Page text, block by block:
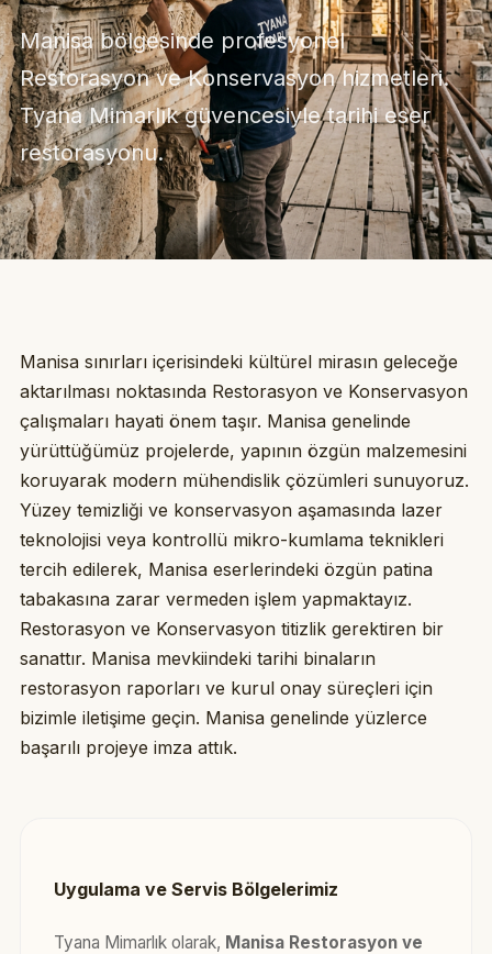
Manisa bölgesinde profesyonel
Restorasyon ve Konservasyon hizmetleri.
Tyana Mimarlık güvencesiyle tarihi eser
restorasyonu.
Manisa sınırları içerisindeki kültürel mirasın geleceğe
aktarılması noktasında Restorasyon ve Konservasyon
çalışmaları hayati önem taşır. Manisa genelinde
yürüttüğümüz projelerde, yapının özgün malzemesini
koruyarak modern mühendislik çözümleri sunuyoruz.
Yüzey temizliği ve konservasyon aşamasında lazer
teknolojisi veya kontrollü mikro-kumlama teknikleri
tercih edilerek, Manisa eserlerindeki özgün patina
tabakasına zarar vermeden işlem yapmaktayız.
Restorasyon ve Konservasyon titizlik gerektiren bir
sanattır. Manisa mevkiindeki tarihi binaların
restorasyon raporları ve kurul onay süreçleri için
bizimle iletişime geçin. Manisa genelinde yüzlerce
başarılı projeye imza attık.
Uygulama ve Servis Bölgelerimiz
Tyana Mimarlık olarak, Manisa Restorasyon ve